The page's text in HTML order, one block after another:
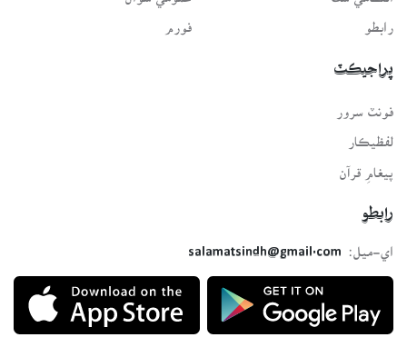
رابطو فورم
پراجيڪٽ
لفظيڪار
پيغامِ قرآن
رابطو
اي-ميل:
salamatsindh@gmail.com